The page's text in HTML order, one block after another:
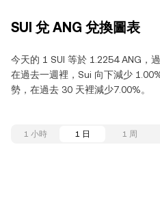
SUI 兌 ANG 兌換圖表
今天的 1 SUI 等於 1.2254 ANG，
在過去一週裡，Sui 向下減少
勢，在過去 30 天裡減少7.00%。
1 小時 1 日 1 周